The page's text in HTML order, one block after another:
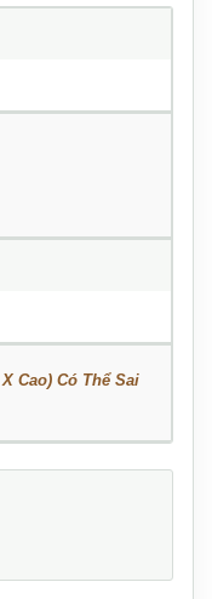
Cao) Có Thể Sai
Lano VCSTK016 số